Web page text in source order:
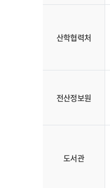
산학협력처
전산정보원
도서관